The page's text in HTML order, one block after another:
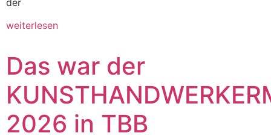
weiterlesen
Das war der
2026 in TBB